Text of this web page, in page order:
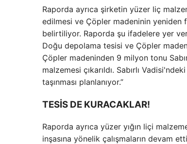
Raporda ayrıca şirketin yüzer liç
edilmesi ve Çöpler madeninin
belirtiliyor. Raporda şu ifadelere yer
Doğu depolama tesisi ve Çöpler
Çöpler madeninden 9 milyon tonu
malzemesi çıkarıldı. Sabırlı
taşınması planlanıyor.”
TESİS DE KURACAKLAR!
Raporda ayrıca yüzer yığın liçi
inşasına yönelik çalışmaların devam